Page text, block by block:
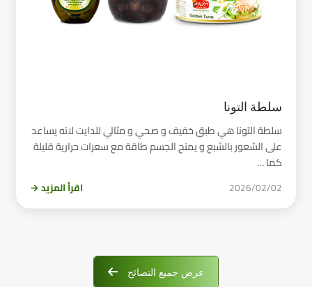
سلطة التونا
سلطة التونا هي طبق خفيف و صحي و مثالي للدايت لانه يساعد
على الشعور بالشبع و يمنح الجسم طاقة مع سعرات حرارية قليلة
كما …
2026/02/02 اقرأ المزيد →
عرض جميع النصائح